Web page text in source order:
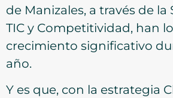
de Manizales, a través de la
TIC y Competitividad, han
crecimiento significativo
año.
Y es que, con la estrategia